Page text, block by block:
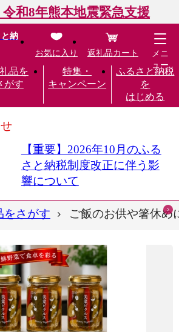
令和8年熊本地震緊急支援
納
品を
がす
特集・
キャンペーン
ふるさと納税
を
はじめる
お気に入り 返礼品カート
メニ
ュー
【重要】2026年10月のふる
さと納税制度改正に伴う影
響について
をさがす ご飯のお供や箸休め